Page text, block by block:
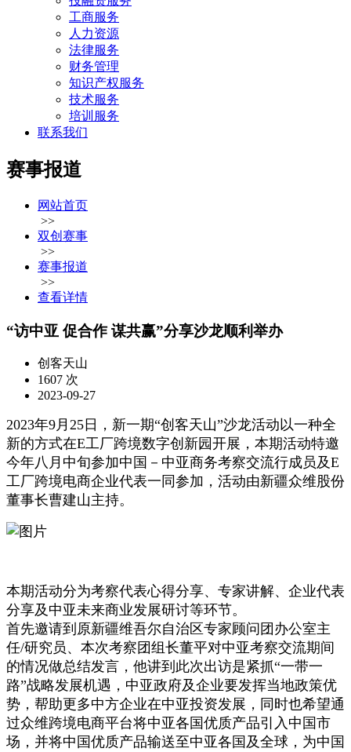
工商服务
人力资源
法律服务
财务管理
知识产权服务
技术服务
培训服务
联系我们
赛事报道
网站首页
>>
双创赛事
>>
赛事报道
>>
查看详情
“访中亚 促合作 谋共赢”分享沙龙顺利举办
创客天山
1607 次
2023-09-27
2023年9月25日，新一期“创客天山”沙龙活动以一种全
新的方式在E工厂跨境数字创新园开展，本期活动特邀
今年八月中旬参加中国－中亚商务考察交流行成员及E
工厂跨境电商企业代表一同参加，活动由新疆众维股份
董事长曹建山主持。
本期活动分为考察代表心得分享、专家讲解、企业代表
分享及中亚未来商业发展研讨等环节。
首先邀请到原新疆维吾尔自治区专家顾问团办公室主
任/研究员、本次考察团组长董平对中亚考察交流期间
的情况做总结发言，他讲到此次出访是紧抓“一带一
路”战略发展机遇，中亚政府及企业要发挥当地政策优
势，帮助更多中方企业在中亚投资发展，同时也希望通
过众维跨境电商平台将中亚各国优质产品引入中国市
场，并将中国优质产品输送至中亚各国及全球，为中国